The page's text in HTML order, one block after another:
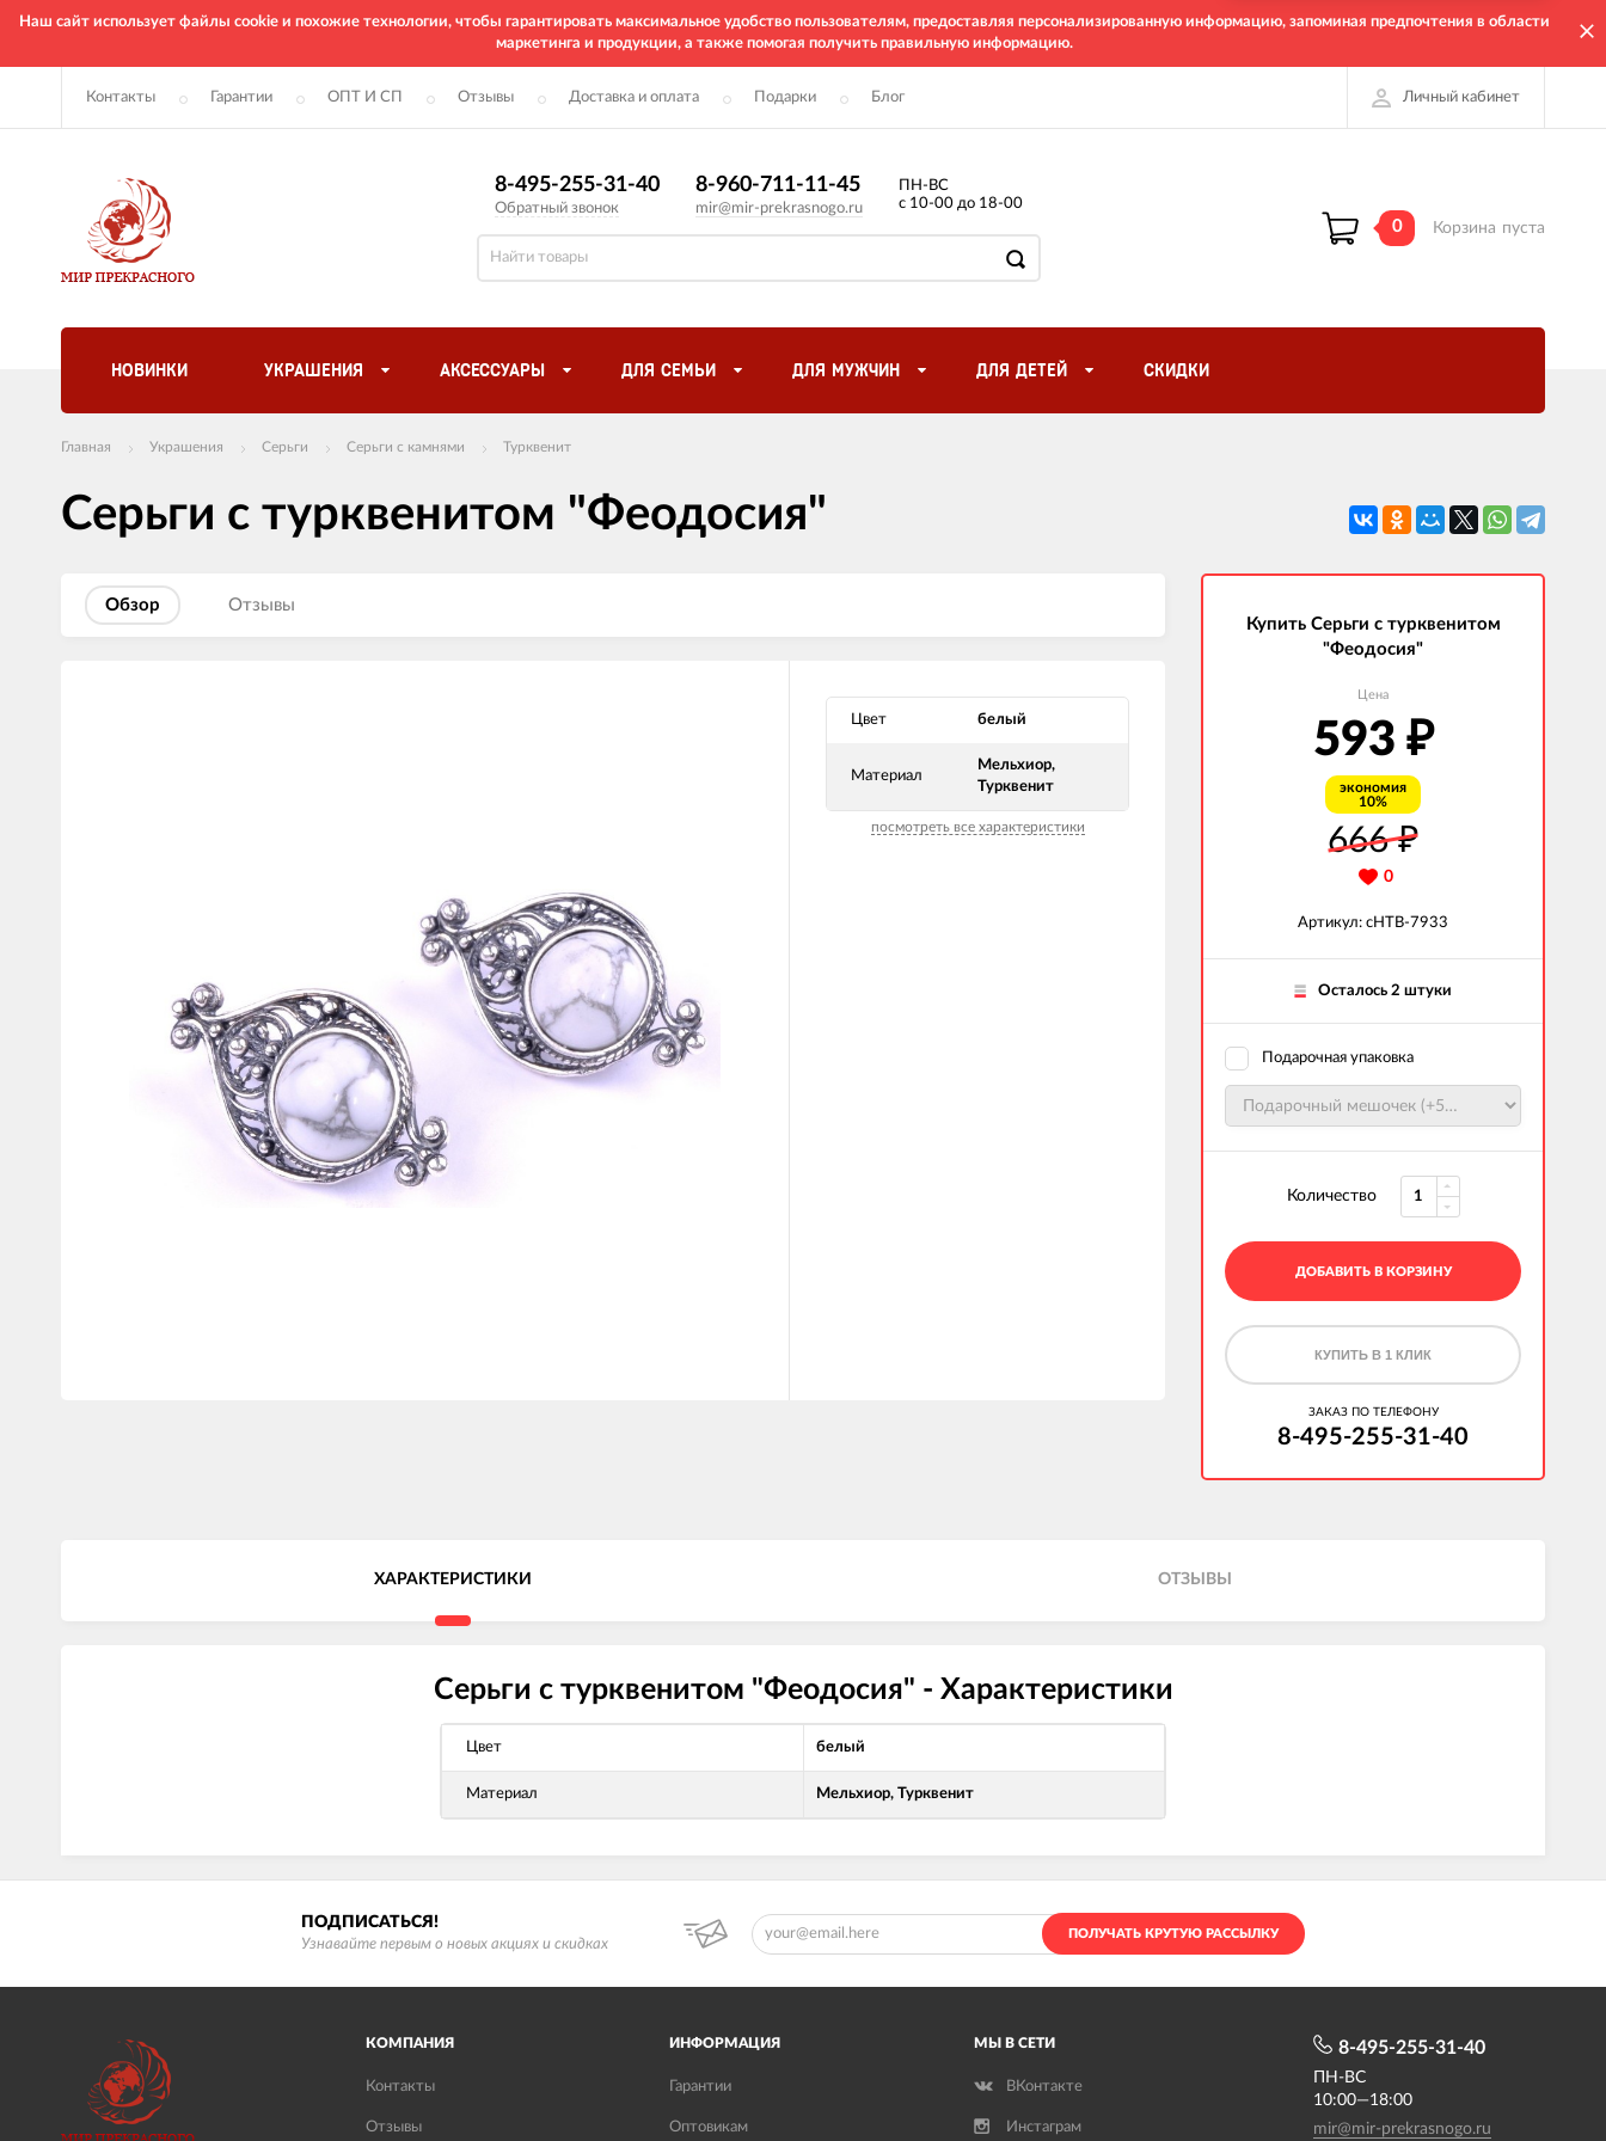
Наш сайт использует файлы cookie и похожие технологии, чтобы гарантировать максимальное удобство пользователям, предоставляя персонализированную информацию, запоминая предпочтения в области
маркетинга и продукции, а также помогая получить правильную информацию.
Контакты Гарантии ОПТ И СП Отзывы Доставка и оплата Подарки Блог Личный кабинет
8-495-255-31-40
Обратный звонок
8-960-711-11-45
mir@mir-prekrasnogo.ru
ПН-ВС
с 10-00 до 18-00
0 Корзина пуста
НОВИНКИ УКРАШЕНИЯ АКСЕССУАРЫ ДЛЯ СЕМЬИ ДЛЯ МУЖЧИН ДЛЯ ДЕТЕЙ СКИДКИ
Главная Украшения Серьги Серьги с камнями Турквенит
Серьги с турквенитом "Феодосия"
Обзор Отзывы
Цвет белый
Материал
Мельхиор,
Турквенит
посмотреть все характеристики
Купить Серьги с турквенитом
"Феодосия"
Цена
593 ₽
экономия
10%
666₽
0
Артикул: сНТВ-7933
Осталось 2 штуки
Подарочная упаковка
Количество
ДОБАВИТЬ В КОРЗИНУ
КУПИТЬ В 1 КЛИК
ЗАКАЗ ПО ТЕЛЕФОНУ
8-495-255-31-40
ХАРАКТЕРИСТИКИ ОТЗЫВЫ
Серьги с турквенитом "Феодосия" - Характеристики
Цвет белый
Материал Мельхиор, Турквенит
ПОДПИСАТЬСЯ!
Узнавайте первым о новых акциях и скидках
ПОЛУЧАТЬ КРУТУЮ РАССЫЛКУ
КОМПАНИЯ
Контакты
Отзывы
ИНФОРМАЦИЯ
Гарантии
Оптовикам
МЫ В СЕТИ
ВКонтакте
Инстаграм
8-495-255-31-40
ПН-ВС
10:00—18:00
mir@mir-prekrasnogo.ru